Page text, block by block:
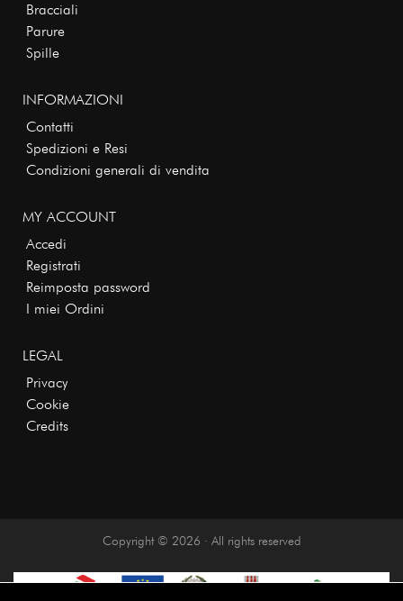
Bracciali
Parure
Spille
INFORMAZIONI
Contatti
Spedizioni e Resi
Condizioni generali di vendita
MY ACCOUNT
Accedi
Registrati
Reimposta password
I miei Ordini
LEGAL
Privacy
Cookie
Credits
Copyright © 2026 · All rights reserved